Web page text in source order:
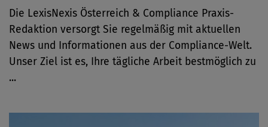
Die LexisNexis Österreich & Compliance Praxis-
Redaktion versorgt Sie regelmäßig mit aktuellen
News und Informationen aus der Compliance-Welt.
Unser Ziel ist es, Ihre tägliche Arbeit bestmöglich zu
...